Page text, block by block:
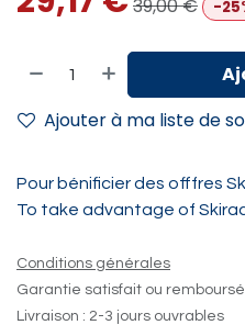
39,00€ -
Ajouter à ma liste de
Pour bénificier des offfres
To take advantage of
Conditions générales
Garantie satisfait ou
Livraison : 2-3 jours ouvrables